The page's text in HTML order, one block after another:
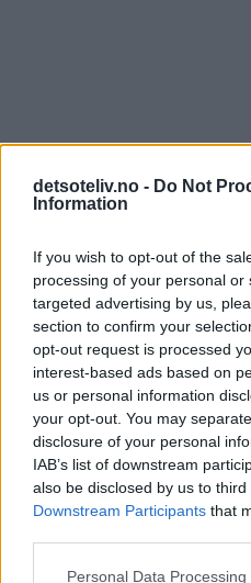
detsoteliv.no - Do Not
Information
If you wish to opt-out of the
processing of your personal
targeted advertising by us,
section to confirm your
opt-out request is processed
interest-based ads based on
us or personal information
your opt-out. You may
disclosure of your personal
IAB’s list of downstream
also be disclosed by us to
Downstream Participants that
Personal Data
Sjokolademuffins med
(Sjokoladecupcakes)